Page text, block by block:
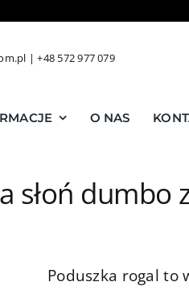
|+48 572 977 079
O NAS
słoń
Poduszka rogal to